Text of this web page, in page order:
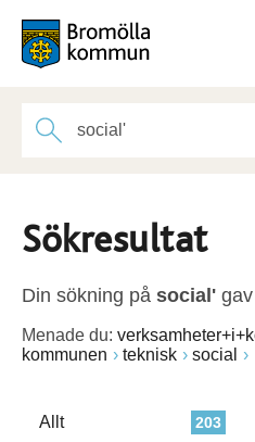
Sökresultat
Din sökning på social' gav
Menade du:
kommunen
teknisk social
203
Allt